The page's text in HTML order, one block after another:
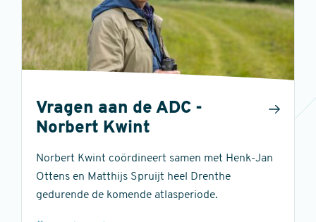
Vragen aan de ADC -
Norbert Kwint
Norbert Kwint coördineert samen met Henk-Jan
Ottens en Matthijs Spruijt heel Drenthe
gedurende de komende atlasperiode.